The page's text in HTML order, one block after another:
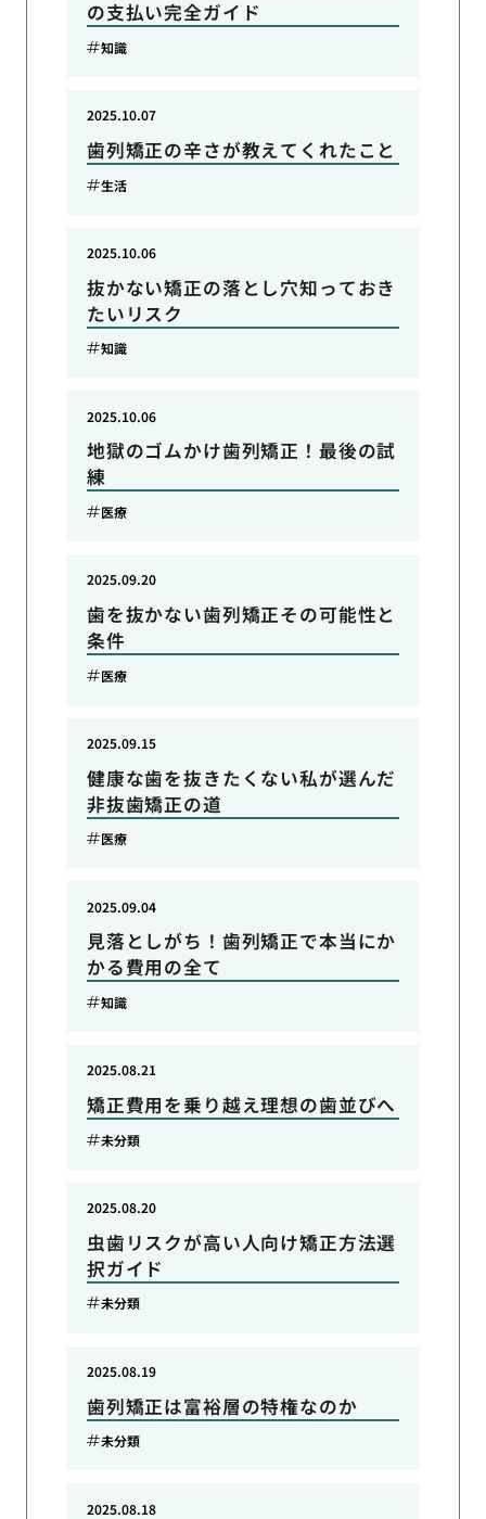
の支払い完全ガイド
知識
歯列矯正の辛さが教えてくれたこと
2025.10.07
生活
抜かない矯正の落とし穴知っておき
たいリスク
2025.10.06
知識
地獄のゴムかけ歯列矯正！最後の試
練
2025.10.06
医療
歯を抜かない歯列矯正その可能性と
条件
2025.09.20
医療
健康な歯を抜きたくない私が選んだ
非抜歯矯正の道
2025.09.15
医療
見落としがち！歯列矯正で本当にか
かる費用の全て
2025.09.04
知識
矯正費用を乗り越え理想の歯並びへ
2025.08.21
未分類
虫歯リスクが高い人向け矯正方法選
択ガイド
2025.08.20
未分類
歯列矯正は富裕層の特権なのか
2025.08.19
未分類
2025.08.18